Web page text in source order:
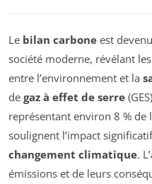
Le bilan carbone est
société moderne, révélant les
entre l’environnement et la
de gaz à effet de serre
représentant environ 8 % de
soulignent l’impact
changement climatique.
émissions et de leurs